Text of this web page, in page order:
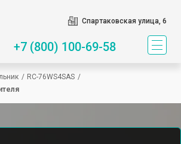
Спартаковская улица, 6
+7 (800) 100-69-58
/ RС-76WS4SAS /